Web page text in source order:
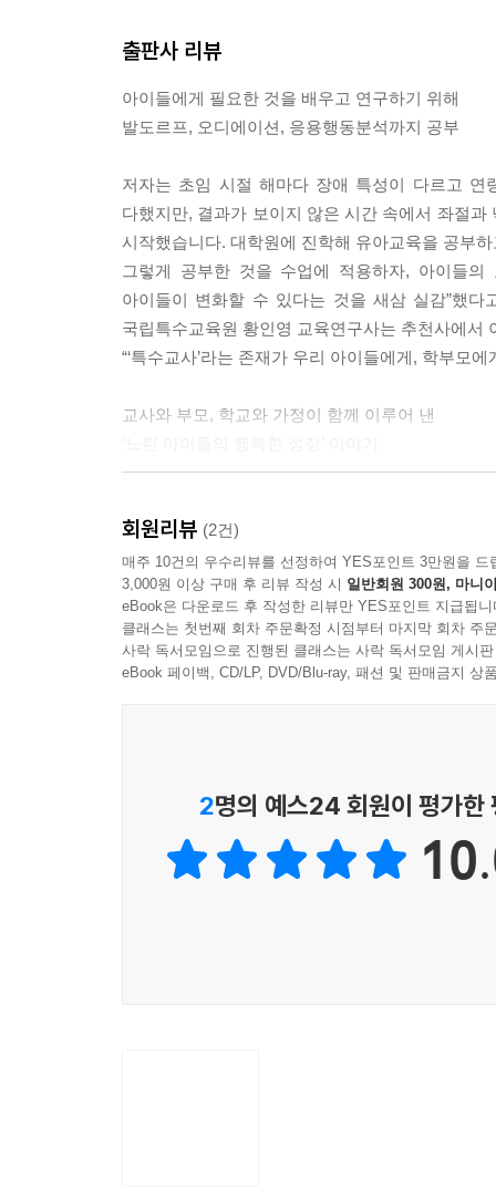
출판사 리뷰
아이들에게 필요한 것을 배우고 연구하기 위해
발도르프, 오디에이션, 응용행동분석까지 공부
저자는 초임 시절 해마다 장애 특성이 다르고 연
다했지만, 결과가 보이지 않은 시간 속에서 좌절
시작했습니다. 대학원에 진학해 유아교육을 공부
그렇게 공부한 것을 수업에 적용하자, 아이들
아이들이 변화할 수 있다는 것을 새삼 실감”했
국립특수교육원 황인영 교육연구사는 추천사에서
“‘특수교사’라는 존재가 우리 아이들에게, 학부모
교사와 부모, 학교와 가정이 함께 이루어 낸
비롯된다고. 학교의 교육이 자연스럽게 집에서도
이 책은 느린 아이들의 성장을 위해 고군분투하
자기만의 꽃을 피운다”라는 믿음으로, “느림이
통해, 장애 아동의 교육뿐 아니라 부모가 겪는 마
모든 아이는 한 명의 존엄한 인격체로서 자신에
느린 아이에게도 모두 해당합니다. 아이들은 싹
회원리뷰 (2건)
매주 10건의 우수리뷰를 선정하여 YES포인트 3만원을 드
3,000원 이상 구매 후 리뷰 작성 시 일반회원 300원, 마니
eBook은 다운로드 후 작성한 리뷰만 YES포인트 지급됩니
클래스는 첫번째 회차 주문확정 시점부터 마지막 회차 주
사락 독서모임으로 진행된 클래스는 사락 독서모임 게시
eBook 페이백, CD/LP, DVD/Blu-ray, 패션 및 판매금지 상
2명의 예스24 회원이 평가한